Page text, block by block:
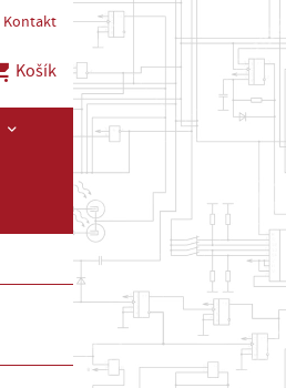
Kontakt
Košík